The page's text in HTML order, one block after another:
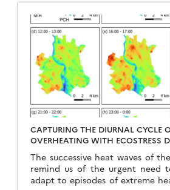
CAPTURING THE DIURNAL CYCLE
OVERHEATING WITH ECOSTRESS
The successive heat waves of
remind us of the urgent need
adapt to episodes of extreme